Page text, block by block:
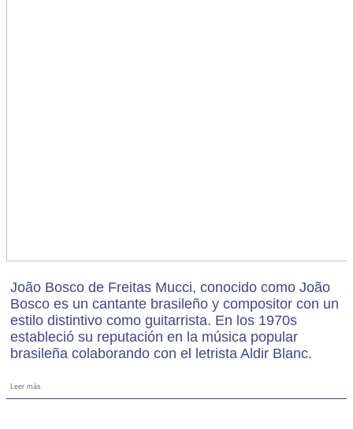
João Bosco de Freitas Mucci, conocido como João
Bosco es un cantante brasileño y compositor con un
estilo distintivo como guitarrista.​ En los 1970s
estableció su reputación en la música popular
brasileña colaborando con el letrista Aldir Blanc.
Leer más